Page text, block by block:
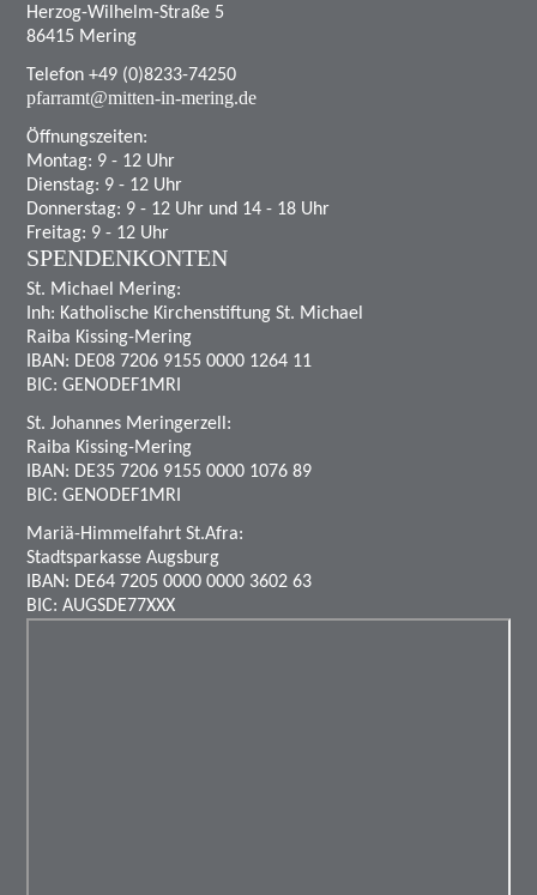
Herzog-Wilhelm-Straße 5
86415 Mering
Telefon +49 (0)8233-74250
pfarramt@mitten-in-mering.de
Öffnungszeiten:
Montag: 9 - 12 Uhr
Dienstag: 9 - 12 Uhr
Donnerstag: 9 - 12 Uhr und 14 - 18 Uhr
Freitag: 9 - 12 Uhr
SPENDENKONTEN
St. Michael Mering:
Inh: Katholische Kirchenstiftung St. Michael
Raiba Kissing-Mering
IBAN: DE08 7206 9155 0000 1264 11
BIC: GENODEF1MRI
St. Johannes Meringerzell:
Raiba Kissing-Mering
IBAN: DE35 7206 9155 0000 1076 89
BIC: GENODEF1MRI
Mariä-Himmelfahrt St.Afra:
Stadtsparkasse Augsburg
IBAN: DE64 7205 0000 0000 3602 63
BIC: AUGSDE77XXX